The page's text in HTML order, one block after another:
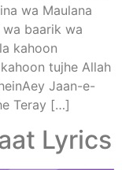
wa Maulana
wa baarik wa
kahoon
tujhe Allah
Jaan-e-
Teray […]
Lyrics